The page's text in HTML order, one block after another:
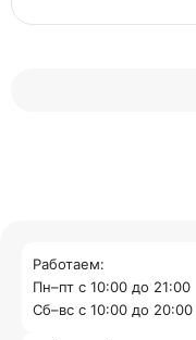
Работаем:
Пн–пт с 10:00 до 21:00
Cб–вс с 10:00 до 20:00